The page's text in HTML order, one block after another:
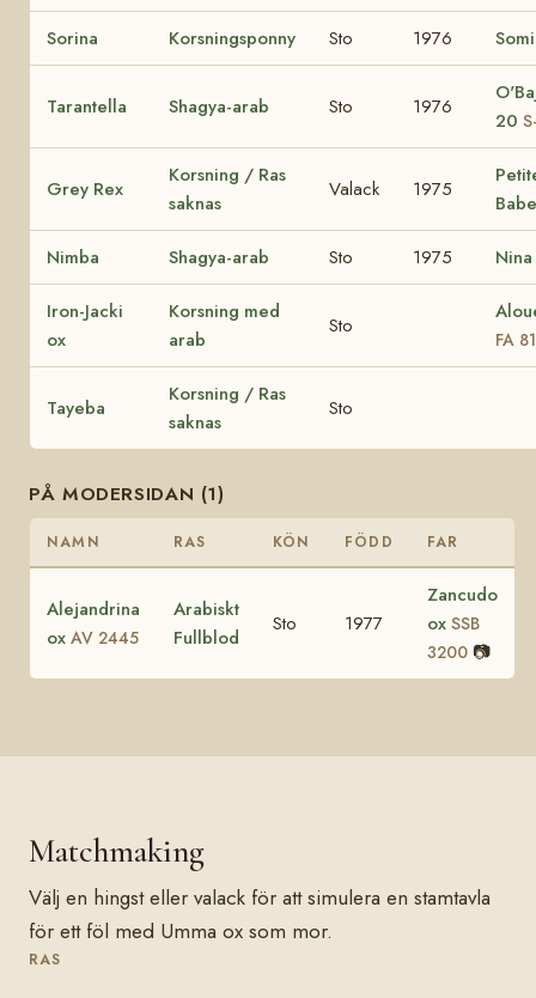
Sorina Korsningsponny Sto 1976 Somi
Tarantella Shagya-arab Sto 1976
20
Grey Rex
Korsning / Ras
saknas
Valack 1975
Nimba Shagya-arab Sto 1975 Nina
Iron-Jacki
ox
Korsning med
arab
Sto
FA
Tayeba
Korsning / Ras
saknas
Sto
PÅ MODERSIDAN (1)
NAMN RAS KÖN FÖDD FAR
Alejandrina
ox AV 2445
Arabiskt
Fullblod
Sto 1977
Zancudo
ox SSB
3200 📷
Matchmaking
Välj en hingst eller valack för att simulera en stamtavla
för ett föl med Umma ox som mor.
RAS